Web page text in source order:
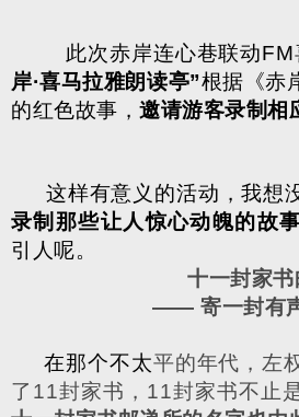
此次赤岸连心巷联动FM
岸·喜马拉雅朗读亭”根据《赤
的红色故事，邀请游客录制相
这样有意义的活动，我想
录制那些让人惊心动魄的故事
引人呢。
十一封家
——寄一封有
在那个不太平的年代，左
了 11封家书， 11封家书不止